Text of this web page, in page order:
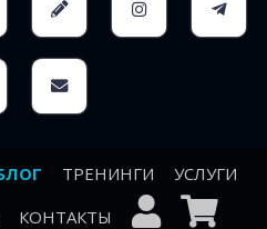
ТРЕНИНГИ
УСЛУГИ
КОНТАКТЫ